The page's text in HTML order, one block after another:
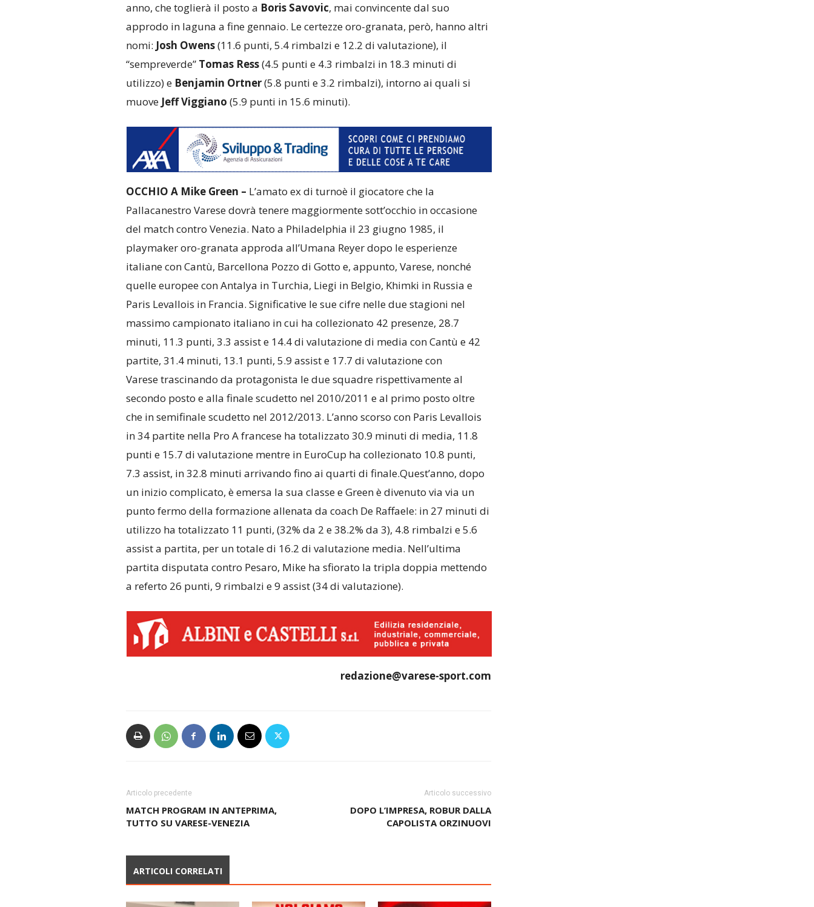
anno, che toglierà il posto a Boris Savovic, mai convincente dal suo
approdo in laguna a fine gennaio. Le certezze oro-granata, però, hanno altri
nomi: Josh Owens(11.6 punti, 5.4 rimbalzi e 12.2 di valutazione), il
“sempreverde” Tomas Ress(4.5 punti e 4.3 rimbalzi in 18.3 minuti di
utilizzo) eBenjamin Ortner(5.8 punti e 3.2 rimbalzi), intorno ai quali si
muove Jeff Viggiano (5.9 punti in 15.6 minuti).
OCCHIO A Mike Green – L’amato ex di turnoè il giocatore che la
Pallacanestro Varese dovrà tenere maggiormente sott’occhio in occasione
del match contro Venezia. Nato a Philadelphia il 23 giugno 1985, il
playmaker oro-granata approda all’Umana Reyer dopo le esperienze
italiane con Cantù, Barcellona Pozzo di Gotto e, appunto, Varese, nonché
quelle europee con Antalya in Turchia, Liegi in Belgio, Khimki in Russia e
Paris Levallois in Francia. Significative le sue cifre nelle due stagioni nel
massimo campionato italiano in cui ha collezionato 42 presenze, 28.7
minuti, 11.3 punti, 3.3 assist e 14.4 di valutazione di media con Cantù e 42
partite, 31.4 minuti, 13.1 punti, 5.9 assist e 17.7 di valutazione con
Varese trascinando da protagonista le due squadre rispettivamente al
secondo posto e alla finale scudetto nel 2010/2011 e al primo posto oltre
che in semifinale scudetto nel 2012/2013. L’anno scorso con Paris Levallois
in 34 partite nella Pro A francese ha totalizzato 30.9 minuti di media, 11.8
punti e 15.7 di valutazione mentre in EuroCup ha collezionato 10.8 punti,
7.3 assist, in 32.8 minuti arrivando fino ai quarti di finale.Quest’anno, dopo
un inizio complicato, è emersa la sua classe e Green è divenuto via via un
punto fermo della formazione allenata da coach De Raffaele: in 27 minuti di
utilizzo ha totalizzato 11 punti, (32% da 2 e 38.2% da 3), 4.8 rimbalzi e 5.6
assist a partita, per un totale di 16.2 di valutazione media. Nell’ultima
partita disputata contro Pesaro, Mike ha sfiorato la tripla doppia mettendo
a referto 26 punti, 9 rimbalzi e 9 assist (34 di valutazione).
redazione@varese-sport.com
Articolo precedente
MATCH PROGRAM IN ANTEPRIMA,
TUTTO SU VARESE-VENEZIA
Articolo successivo
DOPO L’IMPRESA, ROBUR DALLA
CAPOLISTA ORZINUOVI
ARTICOLI CORRELATI